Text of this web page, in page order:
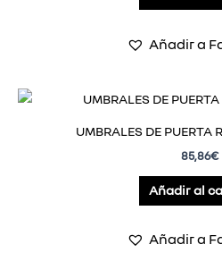
Añadir a
UMBRALES DE PUERTA
85,86€
Añadir al
Añadir a